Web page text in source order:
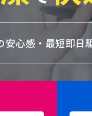
心感・ 最短即日